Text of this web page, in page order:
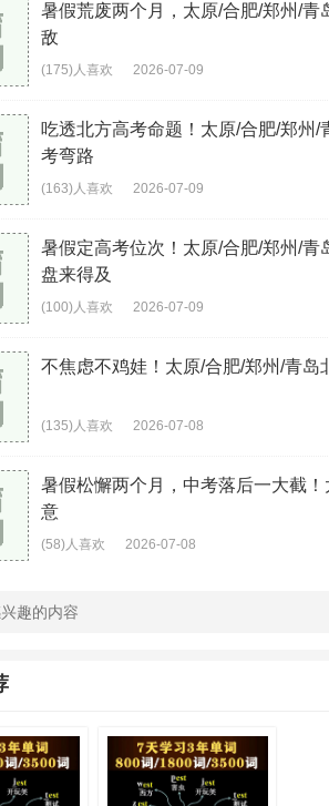
暑假荒废两个月，太原/合肥/郑州/
敌
(175)人喜欢 2026-07-09
吃透北方高考命题！太原/合肥/郑州
考弯路
(163)人喜欢 2026-07-09
暑假定高考位次！太原/合肥/郑州/
盘来得及
(100)人喜欢 2026-07-09
不焦虑不鸡娃！太原/合肥/郑州/青
(135)人喜欢 2026-07-08
暑假松懈两个月，中考落后一大截
意
(58)人喜欢 2026-07-08